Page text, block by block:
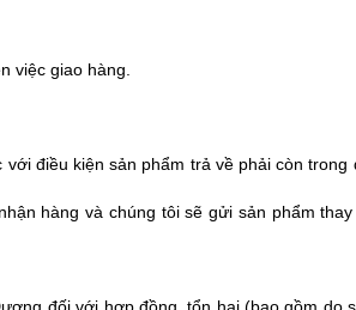
việc giao hàng.
điều kiện sản phẩm trả về phải còn trong
hàng và chúng tôi sẽ gửi sản phẩm